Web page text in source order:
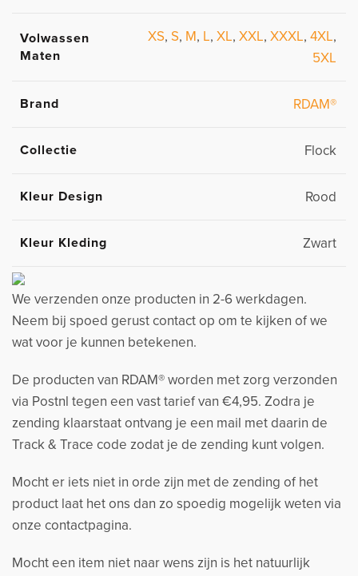
Volwassen
Maten
XS, S, M, L, XL, XXL, XXXL, 4XL,
5XL
Brand RDAM®
Collectie Flock
Kleur Design Rood
Kleur Kleding Zwart
We verzenden onze producten in 2-6 werkdagen.
Neem bij spoed gerust contact op om te kijken of we
wat voor je kunnen betekenen.
De producten van RDAM® worden met zorg verzonden
via Postnl tegen een vast tarief van €4,95. Zodra je
zending klaarstaat ontvang je een mail met daarin de
Track & Trace code zodat je de zending kunt volgen.
Mocht er iets niet in orde zijn met de zending of het
product laat het ons dan zo spoedig mogelijk weten via
onze contactpagina.
Mocht een item niet naar wens zijn is het natuurlijk